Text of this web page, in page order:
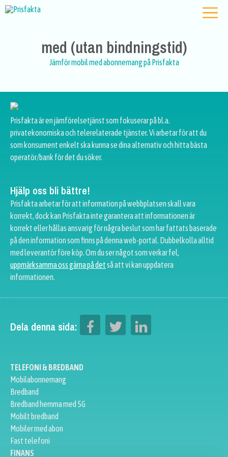
med (utan bindningstid)
Jämför mobil med abonnemang på Prisfakta
Prisfakta är en jämförelsetjänst som fokuserar på bl.a.
privatekonomiska och telerelaterade tjänster. Vi arbetar för att du
som konsument enkelt ska kunna se dina alternativ och hitta bästa
operatör/bank för det du söker.
Hjälp oss bli bättre!
Prisfakta arbetar för att information på webbplatsen skall vara
korrekt, dock kan Prisfakta inte garantera att informationen är
korrekt eller hållas ansvarig för några beslut som har fattats baserade
på den information som finns på denna web-portal. Dubbelkolla alltid
med leverantör före köp. Om du ser något som verkar fel,
uppmärksamma oss gärna på detså att vi kan uppdatera
informationen.
Dela denna sida:
TELEFONI & BREDBAND
Mobilabonnemang
Bredband
Bredband hemma med 5G
Mobilt bredband
Mobiler med abon
Fast telefoni
FINANS